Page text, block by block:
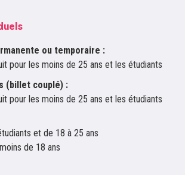
ou temporaire :
pour les moins de 25 ans et les étudiants
(billet couplé) :
pour les moins de 25 ans et les étudiants
et de 18 à 25 ans
de 18 ans